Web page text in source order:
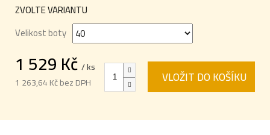
ZVOLTE VARIANTU
Velikost boty
1 529 Kč / ks
1 263,64 Kč bez DPH
VLOŽIT DO KOŠÍKU